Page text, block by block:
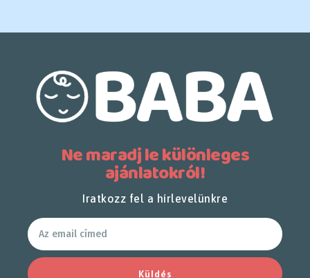
Ne maradj le különleges
ajánlatokról!
Iratkozz fel a hírlevelünkre
Küldés